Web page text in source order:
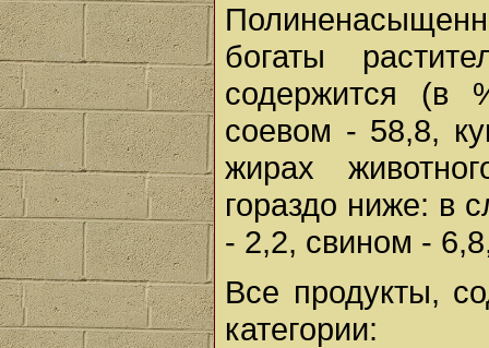
богаты
содержится (в
соевом - 58,8,
жирах
гораздо ниже: в
- 2,2, свином -
Все продукты,
категории: